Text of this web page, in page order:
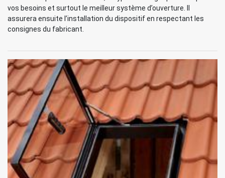
vos besoins et surtout le meilleur système d’ouverture. Il
assurera ensuite l’installation du dispositif en respectant les
consignes du fabricant.